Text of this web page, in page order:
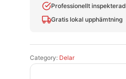
Professionellt inspekterad
Gratis lokal upphämtning
Category: Delar